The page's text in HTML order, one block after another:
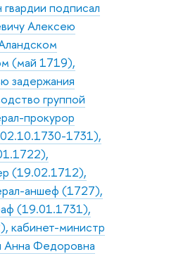
подписал
Алексею
(май 1719),
задержания
группой
прокурор
1731),
(19.02.1712),
аншеф (1727),
(19.01.1731),
кабинет-министр
Федоровна